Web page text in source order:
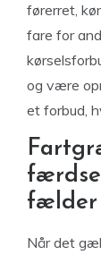
førerret,
fare for
og være
et forbud,
fælder
Når det